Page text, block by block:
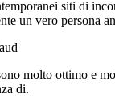
siti di
un vero persona
molto ottimo e
di.